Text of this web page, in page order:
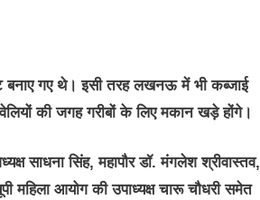
बनाए गए थे। इसी तरह लखनऊ में भी कब्जाई
की जगह गरीबों के लिए मकान खड़े होंगे।
साधना सिंह, महापौर डॉ. मंगलेश श्रीवास्तव,
महिला आयोग की उपाध्यक्ष चारू चौधरी समेत